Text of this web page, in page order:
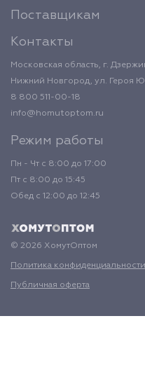
Поставщикам
Контакты
Московская область, г.
Нижний Новгород, ул. Героя
8 800 511-00-18
info@homutoptom.ru
Режим работы
Пн - Чт с 8:00 до 17:00
Пт с 8:00 до 15:45
Обед с 12:00 до 12:45
© 2026 ХомутОптом
Политика конфиденциальности
Публичная оферта